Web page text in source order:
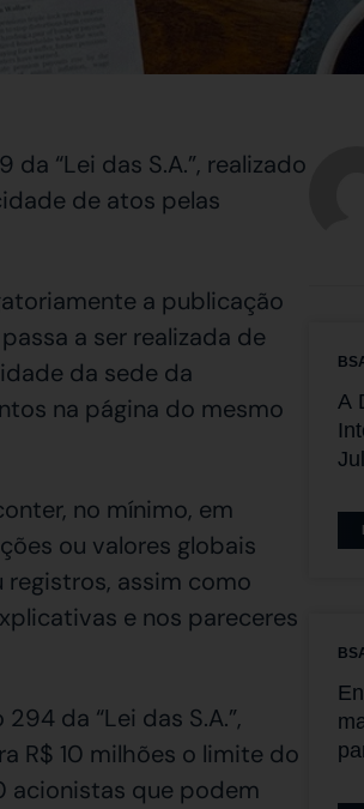
“Lei das S.A.”, realizado
de atos pelas
a publicação
a ser realizada de
da sede da
na página do mesmo
no mínimo, em
ou valores globais
assim como
e nos pareceres
da “Lei das S.A.”,
R$ 10 milhões o limite do
acionistas que podem
A